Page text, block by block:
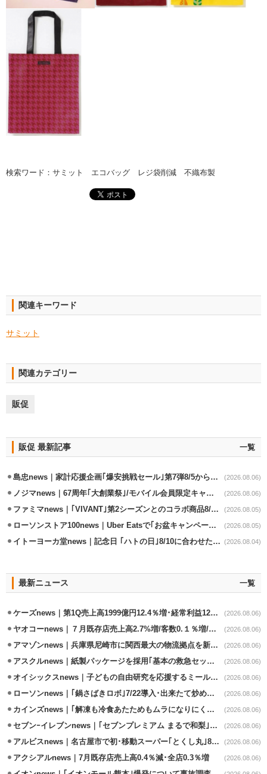
検索ワード：サミット エコバッグ レジ袋削減 不織布製
関連キーワード
サミット
関連カテゴリー
販促
販促 最新記事 一覧
島忠news｜家計応援企画｢爆安挑戦セール｣第7弾8/5から開催 (2026.08.06)
ノジマnews｜67周年｢大創業祭｣/モバイル会員限定キャンペーン実施 (2026.08.06)
ファミマnews｜｢VIVANT｣第2シーズンとのコラボ商品8/7発売 (2026.08.05)
ローソンストア100news｜Uber Eatsで｢お盆キャンペーン｣8/3～8/16開催 (2026.08.05)
イトーヨーカ堂news｜記念日 ｢ハトの日｣8/10に合わせたオリジナル商品販売 (2026.08.04)
最新ニュース 一覧
ケーズnews｜第1Q売上高1999億円12.4％増･経常利益125.0%増 (2026.08.06)
ヤオコーnews｜７月既存店売上高2.7%増/客数0.１％増/客単価2.6％増 (2026.08.06)
アマゾンnews｜兵庫県尼崎市に関西最大の物流拠点を新設・市内2拠点目 (2026.08.06)
アスクルnews｜紙製パッケージを採用｢基本の救急セット｣8/5発売 (2026.08.06)
オイシックスnews｜子どもの自由研究を応援するミールキット8/6発売 (2026.08.06)
ローソンnews｜｢鍋さばきロボ｣7/22導入･出来たて炒めメニューを提供 (2026.08.06)
カインズnews｜｢解凍も冷食あたためもムラになりにくいフラットレンジ｣発売 (2026.08.06)
セブンｰイレブンnews｜｢セブンプレミアム まるで和梨｣8/11から順次発売 (2026.08.06)
アルビスnews｜名古屋市で初･移動スーパー｢とくし丸｣8/4運行開始 (2026.08.06)
アクシアルnews｜7月既存店売上高0.4％減･全店0.3％増 (2026.08.06)